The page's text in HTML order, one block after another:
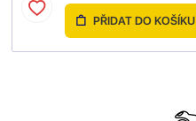
PŘIDAT DO KOŠÍKU